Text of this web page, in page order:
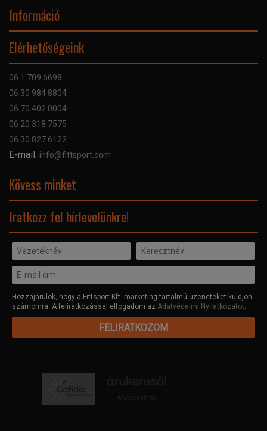
Információ
Bankkártyás fizetés
Adatvédelmi nyilatkozat
Elérhetőségeink
06 1 709 6698
06 30 984 8804
06 70 402 0004
06 20 318 7575
06 30 827 6122
E-mail: info@fittsport.com
Kövess minket
Iratkozz fel hírlevelünkre!
Hozzájárulok, hogy a Fittsport Kft. marketing tartalmú üzeneteket küldjön
számomra. A feliratkozással elfogadom az Adatvédelmi Nyilatkozatot.
FELIRATKOZOM